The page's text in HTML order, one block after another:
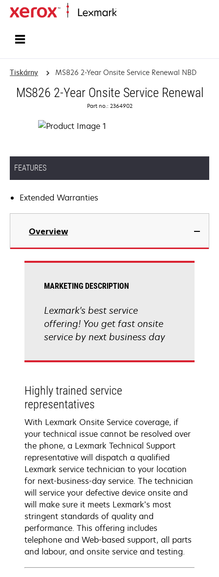
Tiskárny MS826 2-Year Onsite Service Renewal NBD
MS826 2-Year Onsite Service Renewal
Part no.: 2364902
FEATURES
Extended Warranties
Overview
MARKETING DESCRIPTION
Lexmark's best service
offering! You get fast onsite
service by next business day
Highly trained service
representatives
With Lexmark Onsite Service coverage, if
your technical issue cannot be resolved over
the phone, a Lexmark Technical Support
representative will dispatch a qualified
Lexmark service technician to your location
for next-business-day service. The technician
will service your defective device onsite and
will make sure it meets Lexmark’s most
stringent standards of quality and
performance. This offering includes
telephone and Web-based support, all parts
and labour, and onsite service and testing.